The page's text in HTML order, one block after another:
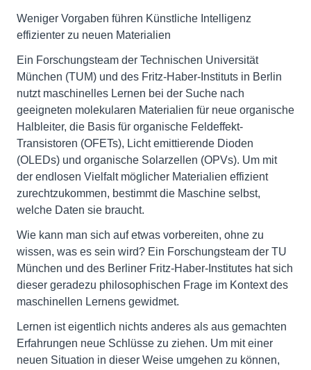
Weniger Vorgaben führen Künstliche Intelligenz
effizienter zu neuen Materialien
Ein Forschungsteam der Technischen Universität
München (TUM) und des Fritz-Haber-Instituts in Berlin
nutzt maschinelles Lernen bei der Suche nach
geeigneten molekularen Materialien für neue organische
Halbleiter, die Basis für organische Feldeffekt-
Transistoren (OFETs), Licht emittierende Dioden
(OLEDs) und organische Solarzellen (OPVs). Um mit
der endlosen Vielfalt möglicher Materialien effizient
zurechtzukommen, bestimmt die Maschine selbst,
welche Daten sie braucht.
Wie kann man sich auf etwas vorbereiten, ohne zu
wissen, was es sein wird? Ein Forschungsteam der TU
München und des Berliner Fritz-Haber-Institutes hat sich
dieser geradezu philosophischen Frage im Kontext des
maschinellen Lernens gewidmet.
Lernen ist eigentlich nichts anderes als aus gemachten
Erfahrungen neue Schlüsse zu ziehen. Um mit einer
neuen Situation in dieser Weise umgehen zu können,